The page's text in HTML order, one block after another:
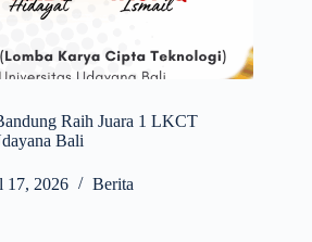
Raih Juara 1 LKCT
Bali
17, 2026 Berita